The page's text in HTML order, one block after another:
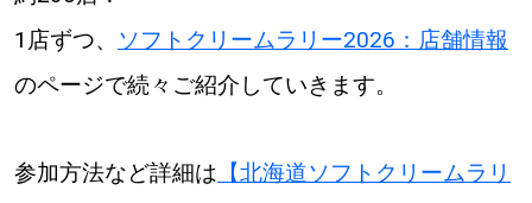
1店ずつ、 ソフトクリームラリー2026：店舗情報
のページで続々ご紹介していきます。
参加方法など詳細は 【北海道ソフトクリームラリ